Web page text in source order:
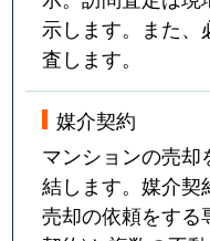
示します。また、
査します。
媒介契約
マンションの売
結します。媒介契
売却の依頼をする